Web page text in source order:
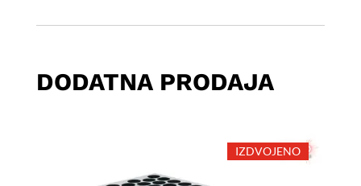
DODATNA PRODAJA
IZDVOJENO